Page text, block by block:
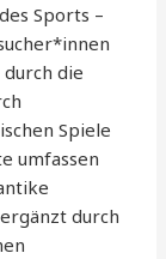
Sports –
die
Spiele
umfassen
durch